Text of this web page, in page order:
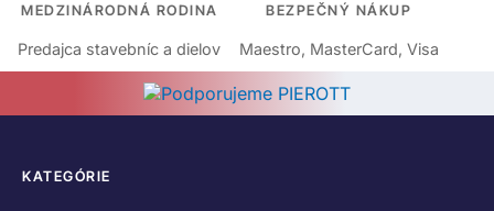
MEDZINÁRODNÁ RODINA
Predajca stavebníc a dielov
BEZPEČNÝ NÁKUP
Maestro, MasterCard, Visa
KATEGÓRIE